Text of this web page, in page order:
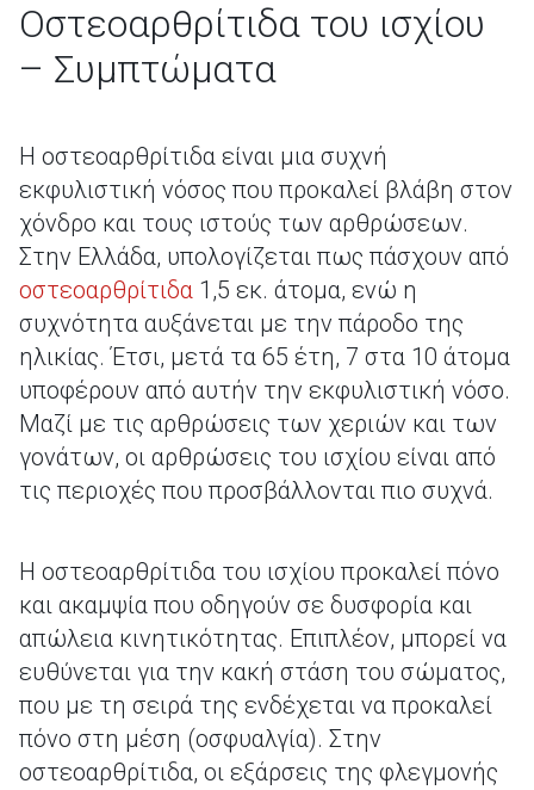
Οστεοαρθρίτιδα του ισχίου
– Συμπτώματα
Η οστεοαρθρίτιδα είναι μια συχνή
εκφυλιστική νόσος που προκαλεί βλάβη στον
χόνδρο και τους ιστούς των αρθρώσεων.
Στην Ελλάδα, υπολογίζεται πως πάσχουν από
οστεοαρθρίτιδα 1,5 εκ. άτομα, ενώ η
συχνότητα αυξάνεται με την πάροδο της
ηλικίας. Έτσι, μετά τα 65 έτη, 7 στα 10 άτομα
υποφέρουν από αυτήν την εκφυλιστική νόσο.
Μαζί με τις αρθρώσεις των χεριών και των
γονάτων, οι αρθρώσεις του ισχίου είναι από
τις περιοχές που προσβάλλονται πιο συχνά.
Η οστεοαρθρίτιδα του ισχίου προκαλεί πόνο
και ακαμψία που οδηγούν σε δυσφορία και
απώλεια κινητικότητας. Επιπλέον, μπορεί να
ευθύνεται για την κακή στάση του σώματος,
που με τη σειρά της ενδέχεται να προκαλεί
πόνο στη μέση (οσφυαλγία). Στην
οστεοαρθρίτιδα, οι εξάρσεις της φλεγμονής